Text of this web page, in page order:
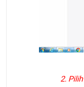
2. Pilih